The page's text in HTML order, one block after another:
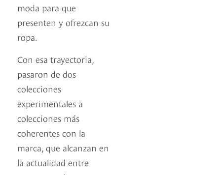
moda para que
presenten y ofrezcan su
ropa.
Con esa trayectoria,
pasaron de dos
colecciones
experimentales a
colecciones más
coherentes con la
marca, que alcanzan en
la actualidad entre